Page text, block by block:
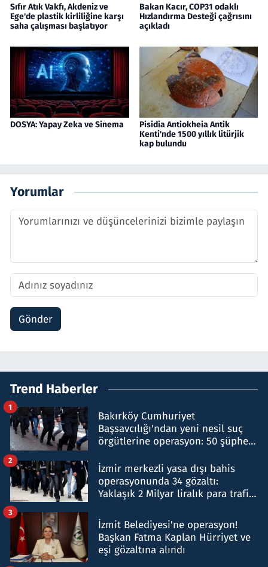
Sıfır Atık Vakfı, Akdeniz ve
Ege'de plastik kirliliğine karşı
saha çalışması başlatıyor
Bakan Kacır, COP31 odaklı
Hızlandırma Desteği çağrısını
açıkladı
DOSYA: Yapay Zeka ve Sinema
Pisidia Antiokheia Antik
Kenti'nde 1500 yıllık litürjik
kap bulundu
Yorumlar
Gönder
Trend Haberler
Bakırköy Cumhuriyet
Başsavcılığı'ndan yeni nesil suç
örgütlerine operasyon: 50 şüpheli
1
İzmir merkezli yasa dışı bahis
operasyonunda 34 gözaltı:
Yaklaşık 2 Milyar liralık para trafiği
2
İzmit Belediyesi'ne operasyon!
Başkan Fatma Kaplan Hürriyet ve
eşi gözaltına alındı
3